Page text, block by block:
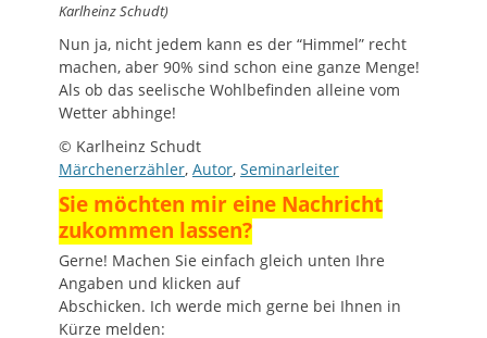
Karlheinz Schudt)
Nun ja, nicht jedem kann es der “Himmel” recht
machen, aber 90% sind schon eine ganze Menge!
Als ob das seelische Wohlbefinden alleine vom
Wetter abhinge!
© Karlheinz Schudt
Märchenerzähler, Autor, Seminarleiter
Sie möchten mir eine Nachricht
zukommen lassen?
Gerne! Machen Sie einfach gleich unten Ihre
Angaben und klicken auf
Abschicken. Ich werde mich gerne bei Ihnen in
Kürze melden: